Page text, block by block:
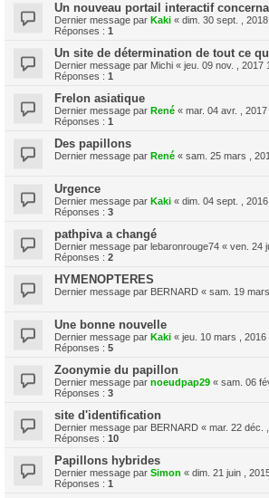
Un nouveau portail interactif
Dernier message par Kaki « dim. 30 sept. ,
Réponses : 1
Un site de détermination de tout ce
Dernier message par Michi « jeu. 09 nov. , 2017
Réponses : 1
Frelon asiatique
Dernier message par René « mar. 04 avr. , 2017
Réponses : 1
Des papillons
Dernier message par René « sam. 25 mars ,
Urgence
Dernier message par Kaki « dim. 04 sept. , 2016
Réponses : 3
pathpiva a changé
Dernier message par lebaronrouge74 « ven. 24
Réponses : 2
HYMENOPTERES
Dernier message par BERNARD « sam. 19
Une bonne nouvelle
Dernier message par Kaki « jeu. 10 mars , 2016
Réponses : 5
Zoonymie du papillon
Dernier message par noeudpap29 « sam. 06
Réponses : 3
site d'identification
Dernier message par BERNARD « mar. 22 déc.
Réponses : 10
Papillons hybrides
Dernier message par Simon « dim. 21 juin ,
Réponses : 1